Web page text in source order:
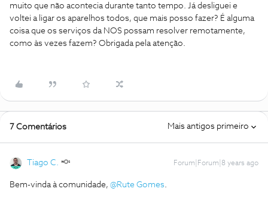
muito que não acontecia durante tanto tempo. Já desliguei e
voltei a ligar os aparelhos todos, que mais posso fazer? É alguma
coisa que os serviços da NOS possam resolver remotamente,
como às vezes fazem? Obrigada pela atenção.
7 Comentários Mais antigos primeiro
Tiago C. Forum|Forum|8 years ago
Bem-vinda à comunidade, @Rute Gomes.